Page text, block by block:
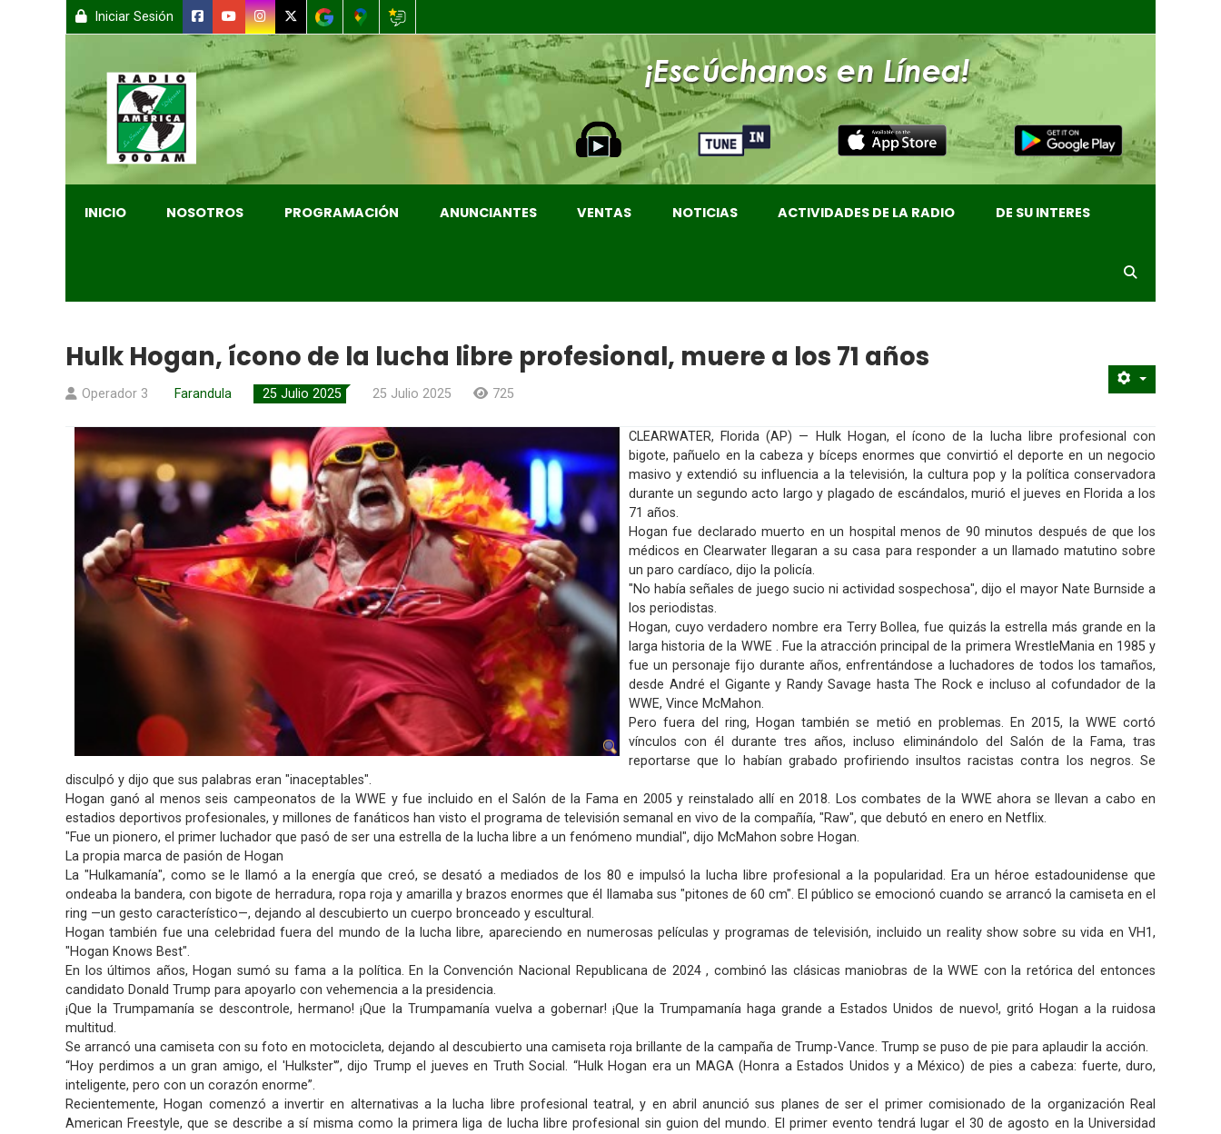
Iniciar Sesión
INICIO NOSOTROS PROGRAMACIÓN ANUNCIANTES VENTAS NOTICIAS ACTIVIDADES DE LA RADIO DE SU INTERES
Hulk Hogan, ícono de la lucha libre profesional, muere a los 71 años
Operador 3 Farandula 25 Julio 2025 25 Julio 2025 725
CLEARWATER, Florida (AP) — Hulk Hogan, el ícono de la lucha libre profesional con
bigote, pañuelo en la cabeza y bíceps enormes que convirtió el deporte en un negocio
masivo y extendió su influencia a la televisión, la cultura pop y la política conservadora
durante un segundo acto largo y plagado de escándalos, murió el jueves en Florida a los
71 años.
Hogan fue declarado muerto en un hospital menos de 90 minutos después de que los
médicos en Clearwater llegaran a su casa para responder a un llamado matutino sobre
un paro cardíaco, dijo la policía.
"No había señales de juego sucio ni actividad sospechosa", dijo el mayor Nate Burnside a
los periodistas.
Hogan, cuyo verdadero nombre era Terry Bollea, fue quizás la estrella más grande en la
larga historia de la WWE . Fue la atracción principal de la primera WrestleMania en 1985 y
fue un personaje fijo durante años, enfrentándose a luchadores de todos los tamaños,
desde André el Gigante y Randy Savage hasta The Rock e incluso al cofundador de la
WWE, Vince McMahon.
Pero fuera del ring, Hogan también se metió en problemas. En 2015, la WWE cortó
vínculos con él durante tres años, incluso eliminándolo del Salón de la Fama, tras
reportarse que lo habían grabado profiriendo insultos racistas contra los negros. Se
disculpó y dijo que sus palabras eran "inaceptables".
Hogan ganó al menos seis campeonatos de la WWE y fue incluido en el Salón de la Fama en 2005 y reinstalado allí en 2018. Los combates de la WWE ahora se llevan a cabo en
estadios deportivos profesionales, y millones de fanáticos han visto el programa de televisión semanal en vivo de la compañía, "Raw", que debutó en enero en Netflix.
"Fue un pionero, el primer luchador que pasó de ser una estrella de la lucha libre a un fenómeno mundial", dijo McMahon sobre Hogan.
La propia marca de pasión de Hogan
La "Hulkamanía", como se le llamó a la energía que creó, se desató a mediados de los 80 e impulsó la lucha libre profesional a la popularidad. Era un héroe estadounidense que
ondeaba la bandera, con bigote de herradura, ropa roja y amarilla y brazos enormes que él llamaba sus "pitones de 60 cm". El público se emocionó cuando se arrancó la camiseta en el
ring —un gesto característico—, dejando al descubierto un cuerpo bronceado y escultural.
Hogan también fue una celebridad fuera del mundo de la lucha libre, apareciendo en numerosas películas y programas de televisión, incluido un reality show sobre su vida en VH1,
"Hogan Knows Best".
En los últimos años, Hogan sumó su fama a la política. En la Convención Nacional Republicana de 2024 , combinó las clásicas maniobras de la WWE con la retórica del entonces
candidato Donald Trump para apoyarlo con vehemencia a la presidencia.
¡Que la Trumpamanía se descontrole, hermano! ¡Que la Trumpamanía vuelva a gobernar! ¡Que la Trumpamanía haga grande a Estados Unidos de nuevo!, gritó Hogan a la ruidosa
multitud.
Se arrancó una camiseta con su foto en motocicleta, dejando al descubierto una camiseta roja brillante de la campaña de Trump-Vance. Trump se puso de pie para aplaudir la acción.
“Hoy perdimos a un gran amigo, el 'Hulkster'”, dijo Trump el jueves en Truth Social. “Hulk Hogan era un MAGA (Honra a Estados Unidos y a México) de pies a cabeza: fuerte, duro,
inteligente, pero con un corazón enorme”.
Recientemente, Hogan comenzó a invertir en alternativas a la lucha libre profesional teatral, y en abril anunció sus planes de ser el primer comisionado de la organización Real
American Freestyle, que se describe a sí misma como la primera liga de lucha libre profesional sin guion del mundo. El primer evento tendrá lugar el 30 de agosto en la Universidad